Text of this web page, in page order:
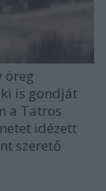
öreg
is gondját
a Tatros
idézett
szerető